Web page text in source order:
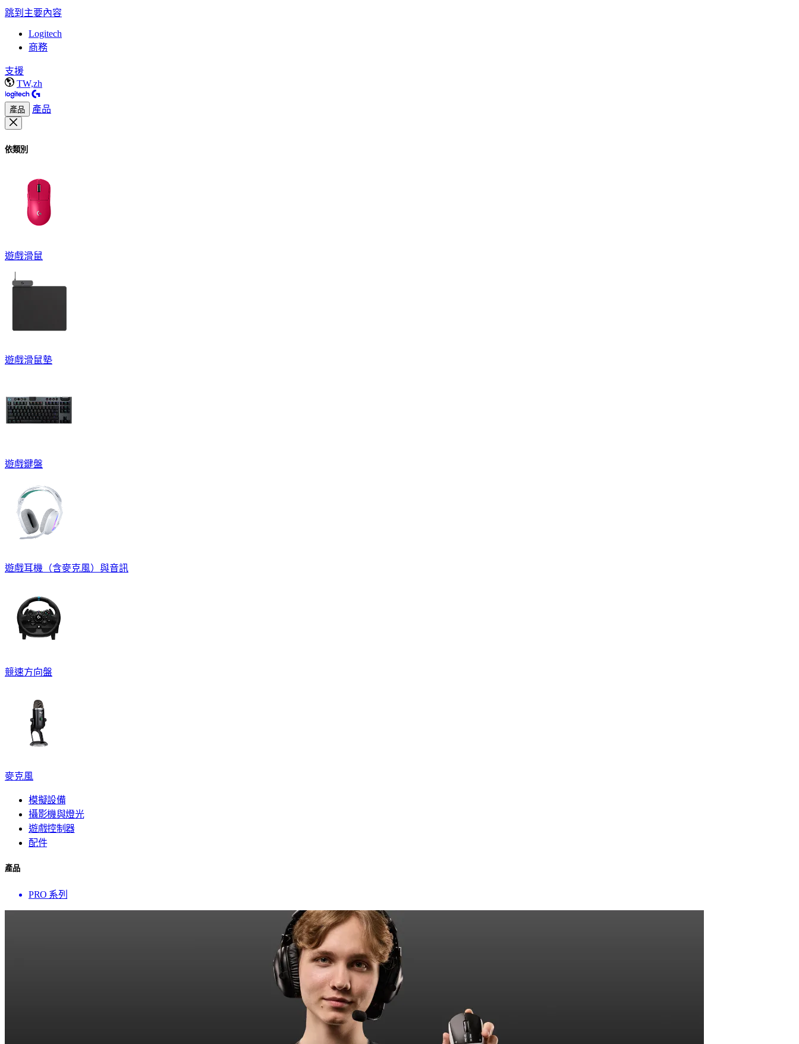
跳到主要內容
Logitech
商務
支援
TW,zh
產品 產品
依類別
遊戲滑鼠
遊戲滑鼠墊
遊戲鍵盤
遊戲耳機（含麥克風）與音訊
競速方向盤
麥克風
模擬設備
攝影機與燈光
遊戲控制器
配件
產品
PRO 系列